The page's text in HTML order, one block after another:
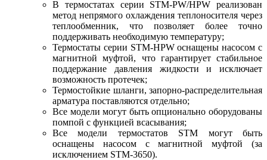
В термостатах серии STM-PW/HPW реализован
метод непрямого охлаждения теплоносителя через
теплообменник, что позволяет более точно
поддерживать необходимую температуру;
Термостаты серии STM-HPW оснащены насосом с
магнитной муфтой, что гарантирует стабильное
поддержание давления жидкости и исключает
возможность протечек;
Термостойкие шланги, запорно-распределительная
арматура поставляются отдельно;
Все модели могут быть опционально оборудованы
помпой с функцией всасывания;
Все модели термостатов STM могут быть
оснащены насосом с магнитной муфтой (за
исключением STM-3650).